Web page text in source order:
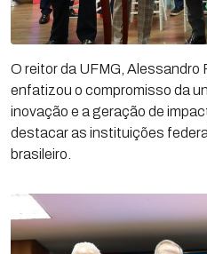
O reitor da UFMG, Alessandro
enfatizou o compromisso da
inovação e a geração de
destacar as instituições
brasileiro.